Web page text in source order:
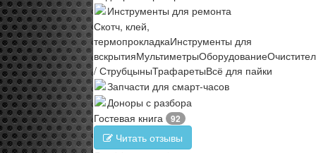
Инструменты для ремонта
Скотч, клей,
термопрокладкаИнструменты для
вскрытияМультиметрыОборудование
/ СтрубцыныТрафаретыВсё для пайки
Запчасти для смарт-часов
Доноры с разбора
Гостевая книга
92
Читать отзывы